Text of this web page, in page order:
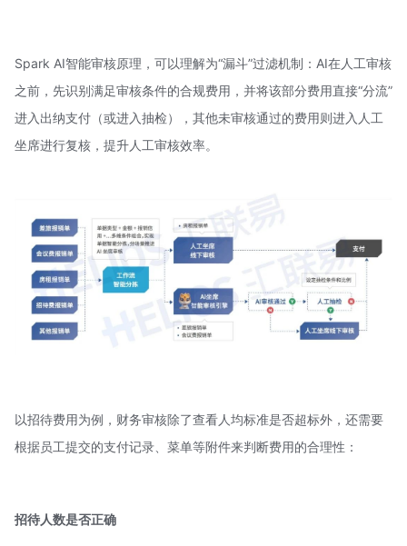
Spark AI智能审核原理，可以理解为“漏斗”过滤机制：AI在人工审核
之前，先识别满足审核条件的合规费用，并将该部分费用直接“分流”
进入出纳支付（或进入抽检），其他未审核通过的费用则进入人工
坐席进行复核，提升人工审核效率。
以招待费用为例，财务审核除了查看人均标准是否超标外，还需要
根据员工提交的支付记录、菜单等附件来判断费用的合理性：
招待人数是否正确